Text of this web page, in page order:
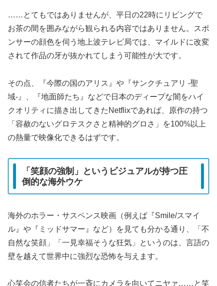
……とてもではありませんが、平日の22時にリビングで
お茶の間を囲みながら観られる内容ではありません。スポ
ンサーの顔色を伺う地上波テレビ局では、マイルドに改変
されて作品の牙が抜かれてしまう可能性が大です。
その点、『今際の国のアリス』や『サンクチュアリ -聖
域-』、『地面師たち』などで日本のディープな闇をハイ
クオリティに描き出してきたNetflixであれば、原作の持つ
「容赦のないグロテスクさと精神的グロさ」を100%以上
の熱量で映像化できるはずです。
「笑顔の強制」というビジュアルが持つ圧
倒的な海外ウケ
海外のホラー・サスペンス映画（例えば『Smile/スマイ
ル』や『ミッドサマー』など）を見ても分かる通り、「不
自然な笑顔」「一見幸福そうな狂気」というのは、言語の
壁を越えて世界中に強烈な恐怖を与えます。
心笑会の信者たちが一斉にカメラを向いてニヤァ……と笑